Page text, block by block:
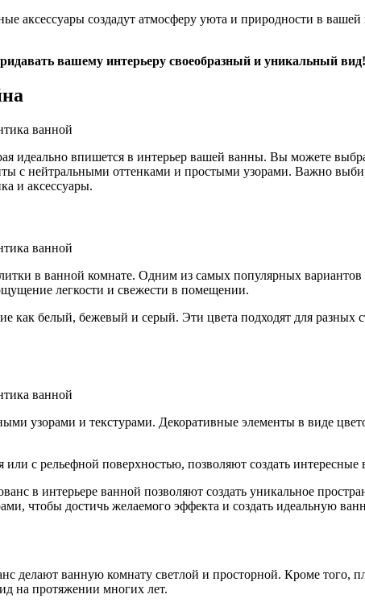
аксессуары создадут атмосферу уюта и природности в
вашему интерьеру своеобразный и уникальный вид!
идеально впишется в интерьер вашей ванны. Вы можете
с нейтральными оттенками и простыми узорами. Важно
и аксессуары.
в ванной комнате. Одним из самых популярных
легкости и свежести в помещении.
как белый, бежевый и серый. Эти цвета подходят для разных
узорами и текстурами. Декоративные элементы в виде
с рельефной поверхностью, позволяют создать
в интерьере ванной позволяют создать уникальное
чтобы достичь желаемого эффекта и создать идеальную
делают ванную комнату светлой и просторной. Кроме того,
на протяжении многих лет.